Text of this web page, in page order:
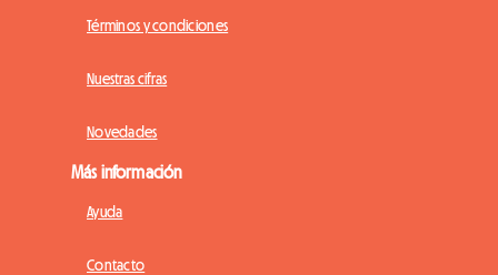
Términos y condiciones
Nuestras cifras
Novedades
Más información
Ayuda
Contacto